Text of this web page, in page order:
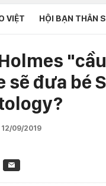
VIỆT HỘI BẠN THÂN
sẽ đưa bé
09/2019